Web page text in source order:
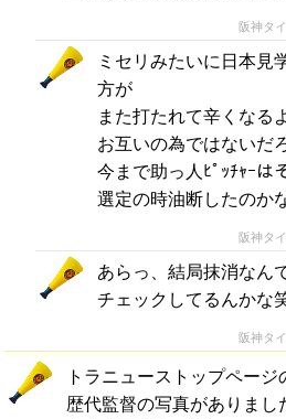
阪神タ
ミセリみたいに日本見
方が
また打たれて辛くなる
お互いの為ではないだ
今まで助っ人ﾋﾟｯﾁｬｰは
選定の時油断したのか
阪神タ
あらっ、結局抹消なん
チェックしてるんかな
阪神タ
トラニューストップペー
歴代監督の写真がありまし